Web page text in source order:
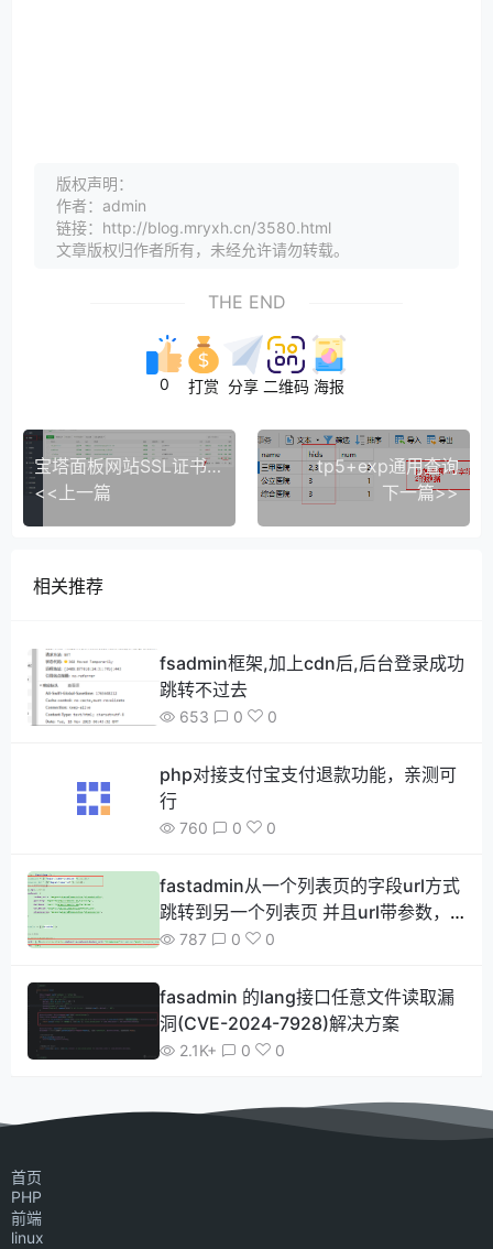
版权声明：
作者：admin
链接：http://blog.mryxh.cn/3580.html
文章版权归作者所有，未经允许请勿转载。
THE END
0 打赏 分享 二维码 海报
宝塔面板网站SSL证书到期如何手动和自动续签Let’s Encrypt
<<上一篇
tp5+exp通用查询
下一篇>>
相关推荐
fsadmin框架,加上cdn后,后台登录成功
跳转不过去
653 0 0
php对接支付宝支付退款功能，亲测可
行
760 0 0
fastadmin从一个列表页的字段url方式
跳转到另一个列表页 并且url带参数，
如何做到参数传递 并且达到框架自带的
787 0 0
fasadmin 的lang接口任意文件读取漏
洞(CVE-2024-7928)解决方案
2.1K+ 0 0
首页
PHP
前端
linux